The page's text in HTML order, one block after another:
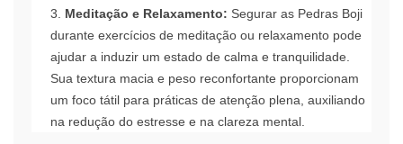
Meditação e Relaxamento: Segurar as Pedras Boji
durante exercícios de meditação ou relaxamento pode
ajudar a induzir um estado de calma e tranquilidade.
Sua textura macia e peso reconfortante proporcionam
um foco tátil para práticas de atenção plena, auxiliando
na redução do estresse e na clareza mental.